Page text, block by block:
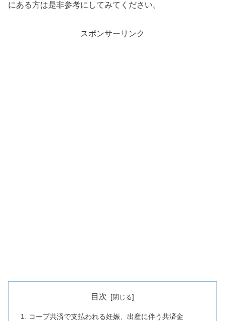
にある方は是非参考にしてみてください。
スポンサーリンク
目次
コープ共済で支払われる妊娠、出産に伴う共済金